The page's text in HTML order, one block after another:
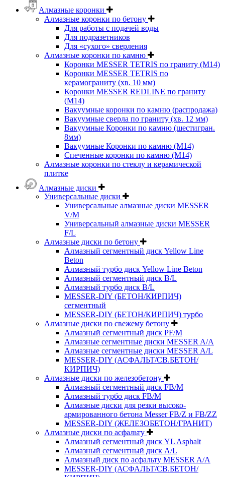
Алмазные коронки
Алмазные коронки по бетону
Для работы с подачей воды
Для подразетников
Для «сухого» сверления
Алмазные коронки по камню
Коронки MESSER TETRIS по граниту (М14)
Коронки MESSER TETRIS по
керамограниту (хв. 10 мм)
Коронки MESSER REDLINE по граниту
(М14)
Вакуумные коронки по камню (распродажа)
Вакуумные сверла по граниту (хв. 12 мм)
Вакуумные Коронки по камню (шестигран.
8мм)
Вакуумные Коронки по камню (M14)
Спеченные коронки по камню (M14)
Алмазные коронки по стеклу и керамической
плитке
Алмазные диски
Универсальные диски
Универсальные алмазные диски MESSER
V/M
Универсальный алмазные диски MESSER
F/L
Алмазные диски по бетону
Алмазный сегментный диск Yellow Line
Beton
Алмазный турбо диск Yellow Line Beton
Алмазный сегментный диск B/L
Алмазный турбо диск B/L
MESSER-DIY (БЕТОН/КИРПИЧ)
сегментный
MESSER-DIY (БЕТОН/КИРПИЧ) турбо
Алмазные диски по свежему бетону
Алмазный сегментный диск PF/M
Алмазные сегментные диски MESSER A/A
Алмазные сегментные диски MESSER A/L
MESSER-DIY (АСФАЛЬТ/СВ.БЕТОН/
КИРПИЧ)
Алмазные диски по железобетону
Алмазный сегментный диск FB/M
Алмазный турбо диск FB/M
Алмазные диски для резки высоко-
армированного бетона Messer FB/Z и FB/ZZ
MESSER-DIY (ЖЕЛЕЗОБЕТОН/ГРАНИТ)
Алмазные диски по асфальту
Алмазный сегментный диск YL Asphalt
Алмазный сегментный диск A/L
Алмазный диск по асфальту MESSER A/A
MESSER-DIY (АСФАЛЬТ/СВ.БЕТОН/